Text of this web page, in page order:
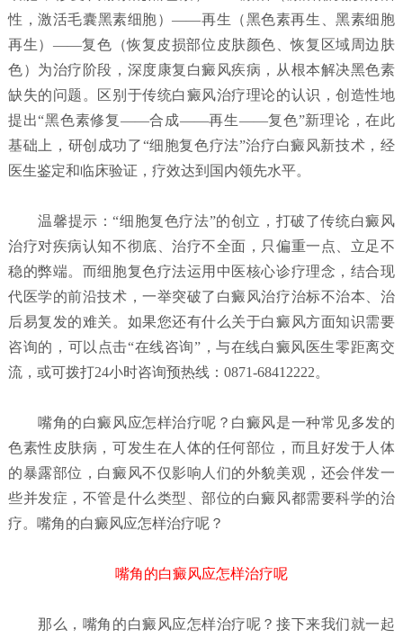
性，激活毛囊黑素细胞）——再生（黑色素再生、黑素细胞
再生）——复色（恢复皮损部位皮肤颜色、恢复区域周边肤
色）为治疗阶段，深度康复白癜风疾病，从根本解决黑色素
缺失的问题。区别于传统白癜风治疗理论的认识，创造性地
提出“黑色素修复——合成——再生——复色”新理论，在此
基础上，研创成功了“细胞复色疗法”治疗白癜风新技术，经
医生鉴定和临床验证，疗效达到国内领先水平。
温馨提示：“细胞复色疗法”的创立，打破了传统白癜风
治疗对疾病认知不彻底、治疗不全面，只偏重一点、立足不
稳的弊端。而细胞复色疗法运用中医核心诊疗理念，结合现
代医学的前沿技术，一举突破了白癜风治疗治标不治本、治
后易复发的难关。如果您还有什么关于白癜风方面知识需要
咨询的，可以点击“在线咨询”，与在线白癜风医生零距离交
流，或可拨打24小时咨询预热线：0871-68412222。
嘴角的白癜风应怎样治疗呢？ 白癜风是一种常见多发的
色素性皮肤病，可发生在人体的任何部位，而且好发于人体
的暴露部位，白癜风不仅影响人们的外貌美观，还会伴发一
些并发症，不管是什么类型、部位的白癜风都需要科学的治
疗。嘴角的白癜风应怎样治疗呢？
嘴角的白癜风应怎样治疗呢
那么，嘴角的白癜风应怎样治疗呢？接下来我们就一起